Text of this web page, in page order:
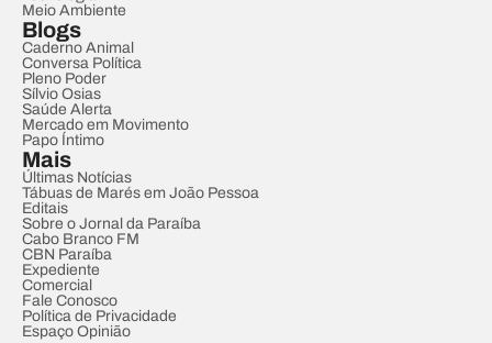
Meio Ambiente
Blogs
Caderno Animal
Conversa Política
Pleno Poder
Sílvio Osias
Saúde Alerta
Mercado em Movimento
Papo Íntimo
Mais
Últimas Notícias
Tábuas de Marés em João Pessoa
Editais
Sobre o Jornal da Paraíba
Cabo Branco FM
CBN Paraíba
Expediente
Comercial
Fale Conosco
Política de Privacidade
Espaço Opinião